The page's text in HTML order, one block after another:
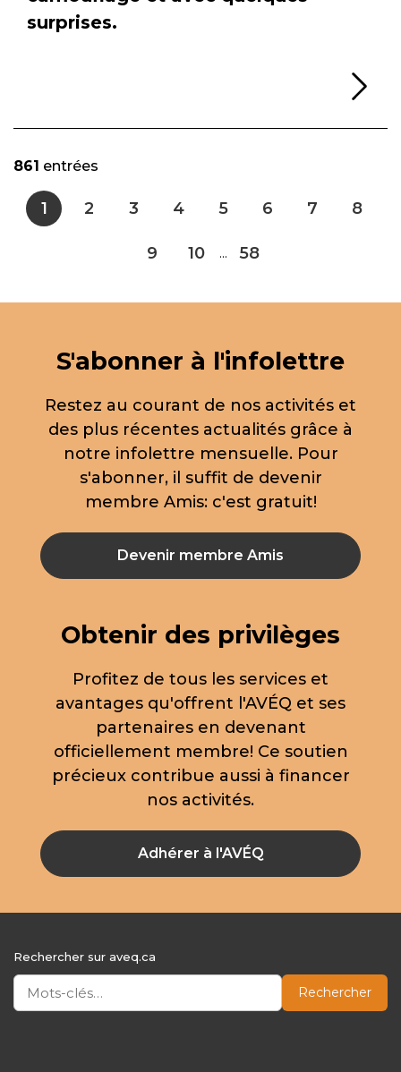
surprises.
861 entrées
1 2 3 4 5 6 7 8
9 10 ... 58
S'abonner à l'infolettre
Restez au courant de nos activités et
des plus récentes actualités grâce à
notre infolettre mensuelle. Pour
s'abonner, il suffit de devenir
membre Amis: c'est gratuit!
Devenir membre Amis
Obtenir des privilèges
Profitez de tous les services et
avantages qu'offrent l'AVÉQ et ses
partenaires en devenant
officiellement membre! Ce soutien
précieux contribue aussi à financer
nos activités.
Adhérer à l'AVÉQ
Rechercher sur aveq.ca
Rechercher